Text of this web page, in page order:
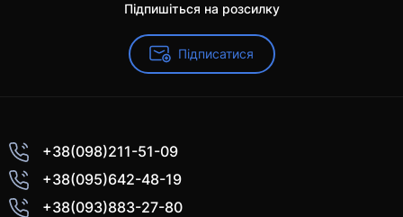
Підпишіться на розсилку
Підписатися
+38(098)211-51-09
+38(095)642-48-19
+38(093)883-27-80